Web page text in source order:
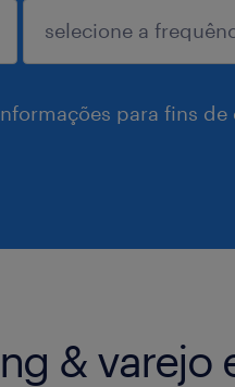
para fins de
&